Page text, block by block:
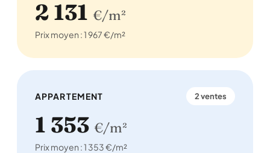
2 131 €/m²
Prix moyen : 1 967 €/m²
APPARTEMENT 2 ventes
1 353 €/m²
Prix moyen : 1 353 €/m²